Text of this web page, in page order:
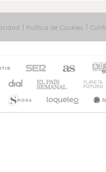
Política de Cookies